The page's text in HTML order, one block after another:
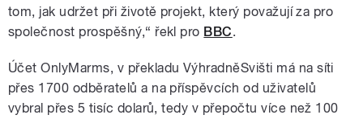
tom, jak udržet při životě projekt, který považují za pro
společnost prospěšný,“ řekl pro BBC.
Účet OnlyMarms, v překladu VýhradněSvišti má na síti
přes 1700 odběratelů a na příspěvcích od uživatelů
vybral přes 5 tisíc dolarů, tedy v přepočtu více než 100